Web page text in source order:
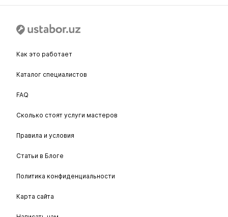
Как это работает
Каталог специалистов
FAQ
Сколько стоят услуги мастеров
Правила и условия
Статьи в Блоге
Политика конфиденциальности
Карта сайта